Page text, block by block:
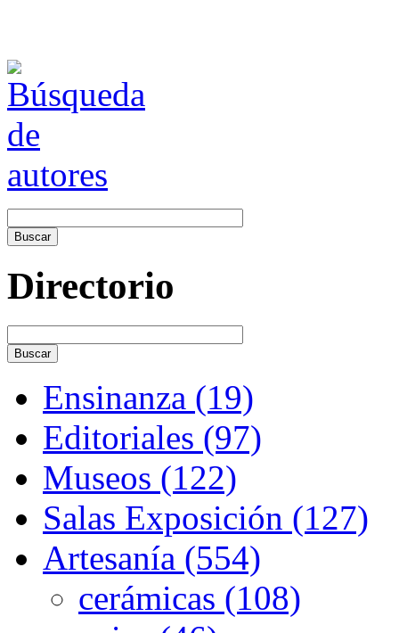
Directorio
Ensinanza (19)
Editoriales (97)
Museos (122)
Salas Exposición (127)
Artesanía (554)
cerámicas (108)